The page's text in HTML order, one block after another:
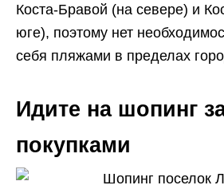
Коста-Бравой (на севере) и
юге), поэтому нет
себя пляжами в пределах
Идите на шопинг
покупками